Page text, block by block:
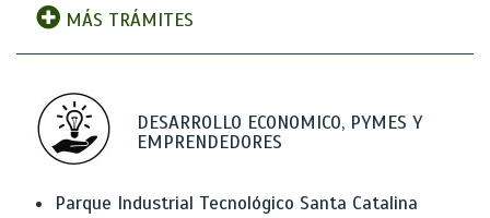
MÁS TRÁMITES
DESARROLLO ECONOMICO, PYMES Y
EMPRENDEDORES
Parque Industrial Tecnológico Santa Catalina